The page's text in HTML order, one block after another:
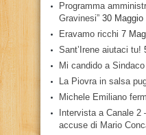
Programma
Gravinesi” 30 Maggio
Eravamo ricchi 7
Sant’Irene aiutaci tu!
Mi candido a
La Piovra in salsa
Michele Emiliano
Intervista a Canale
accuse di Mario